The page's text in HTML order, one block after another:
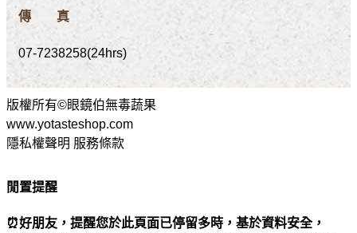
傳 真
07-7238258(24hrs)
版權所有©眼鏡伯無毒蔬果
www.yotasteshop.com
隱私權聲明 服務條款
閒置提醒
⏰好朋友，提醒您於此頁面已停留多時，基於資料安全，